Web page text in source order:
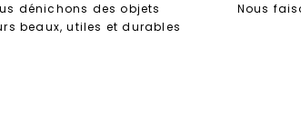
dénichons des objets
beaux, utiles et durables
Nous